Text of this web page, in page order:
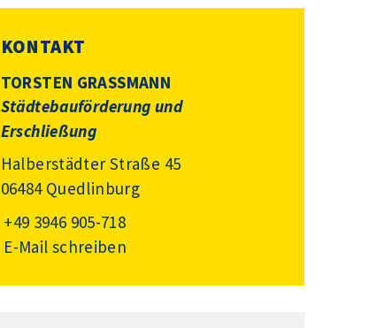
KONTAKT
TORSTEN GRASSMANN
Städtebauförderung und
Erschließung
Halberstädter Straße 45
06484 Quedlinburg
+49 3946 905-718
E-Mail schreiben